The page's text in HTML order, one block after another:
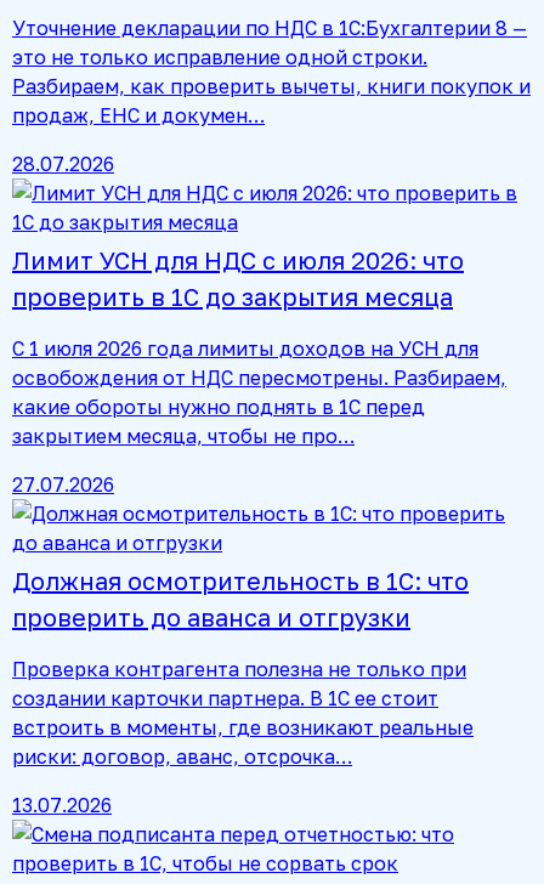
Уточнение декларации по НДС в 1С:Бухгалтерии 8 —
это не только исправление одной строки.
Разбираем, как проверить вычеты, книги покупок и
продаж, ЕНС и докумен…
28.07.2026
Лимит УСН для НДС с июля 2026: что
проверить в 1С до закрытия месяца
С 1 июля 2026 года лимиты доходов на УСН для
освобождения от НДС пересмотрены. Разбираем,
какие обороты нужно поднять в 1С перед
закрытием месяца, чтобы не про…
27.07.2026
Должная осмотрительность в 1С: что
проверить до аванса и отгрузки
Проверка контрагента полезна не только при
создании карточки партнера. В 1С ее стоит
встроить в моменты, где возникают реальные
риски: договор, аванс, отсрочка…
13.07.2026